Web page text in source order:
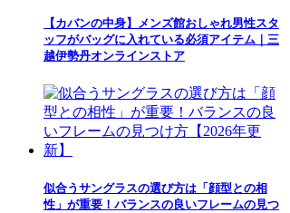
【カバンの中身】メンズ館おしゃれ男性スタ
ッフがバッグに入れている必須アイテム｜三
越伊勢丹オンラインストア
似合うサングラスの選び方は「顔型との相
性」が重要！バランスの良いフレームの見つ